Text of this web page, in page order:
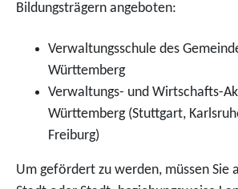
Bildungsträgern angeboten:
Verwaltungsschule des
Württemberg
Verwaltungs- und Wirtschafts-
Württemberg (Stuttgart,
Freiburg)
Um gefördert zu werden, müssen Sie